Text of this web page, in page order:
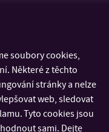
soubory cookies,
Některé z těchto
stránky a nelze
web, sledovat
Tyto cookies jsou
sami. Dejte